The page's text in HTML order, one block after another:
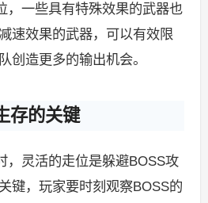
，一些具有特殊效果的武器也
速效果的武器，可以有效限
创造更多的输出机会。
的关键
，灵活的走位是躲避BOSS攻
键，玩家要时刻观察BOSS的